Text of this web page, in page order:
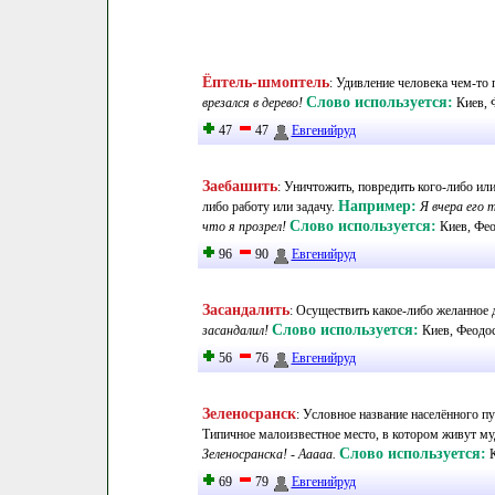
Ёптель-шмоптель: Удивление человека чем-
врезался в дерево! Слово используется: Киев,
47
47 Евгенийруд
Заебашить: Уничтожить, повредить кого-либо
либо работу или задачу. Например: Я вчера его
что я прозрел! Слово используется: Киев,
96
90 Евгенийруд
Засандалить: Осуществить какое-либо желанное
засандалил! Слово используется: Киев,
56
76 Евгенийруд
Зеленосранск: Условное название населённого
Типичное малоизвестное место, в котором живут
Зеленосранска! - Ааааа. Слово используется:
69
79 Евгенийруд